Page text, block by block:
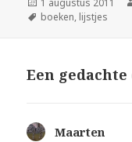
op
1 augustus 2011
Tags
boeken, lijstjes
Een gedachte
Maarten